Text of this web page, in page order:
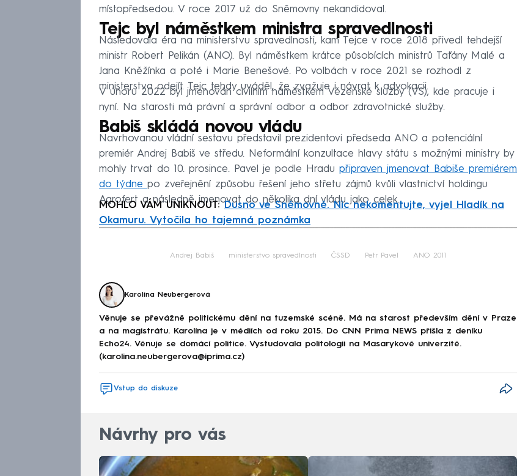
místopředsedou. V roce 2017 už do Sněmovny nekandidoval.
Tejc byl náměstkem ministra spravedlnosti
Následovala éra na ministerstvu spravedlnosti, kam Tejce v roce 2018 přivedl tehdejší
ministr Robert Pelikán (ANO). Byl náměstkem krátce působících ministrů Taťány Malé a
Jana Kněžínka a poté i Marie Benešové. Po volbách v roce 2021 se rozhodl z
ministerstva odejít. Tejc tehdy uváděl, že zvažuje i návrat k advokacii.
V únoru 2022 byl jmenován civilním náměstkem Vězeňské služby (VS), kde pracuje i
nyní. Na starosti má právní a správní odbor a odbor zdravotnické služby.
Babiš skládá novou vládu
Navrhovanou vládní sestavu představil prezidentovi předseda ANO a potenciální
premiér Andrej Babiš ve středu. Neformální konzultace hlavy státu s možnými ministry by
mohly trvat do 10. prosince. Pavel je podle Hradu připraven jmenovat Babiše premiérem
do týdne po zveřejnění způsobu řešení jeho střetu zájmů kvůli vlastnictví holdingu
Agrofert a následně jmenovat do několika dní vládu jako celek.
MOHLO VÁM UNIKNOUT:Dusno ve Sněmovně. Nic nekomentujte, vyjel Hladík na
Okamuru. Vytočila ho tajemná poznámka
Andrej Babiš ministerstvo spravedlnosti ČSSD Petr Pavel ANO 2011
Karolína Neubergerová
Věnuje se převážně politickému dění na tuzemské scéně. Má na starost především dění v Praze
a na magistrátu. Karolína je v médiích od roku 2015. Do CNN Prima NEWS přišla z deníku
Echo24. Věnuje se domácí politice. Vystudovala politologii na Masarykově univerzitě.
(karolina.neubergerova@iprima.cz)
Vstup do diskuze
Návrhy pro vás